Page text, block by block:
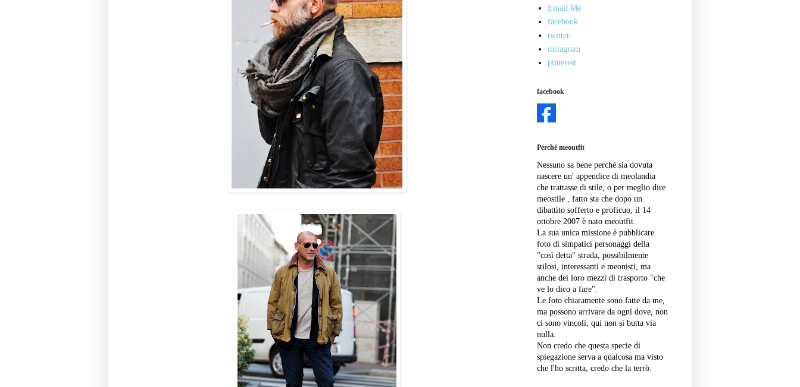
Email Me
facebook
twitter
instagram
pinterest
facebook
Perché meoutfit
Nessuno sa bene perché sia dovuta
nascere un' appendice di meolandia
che trattasse di stile, o per meglio dire
meostile , fatto sta che dopo un
dibattito sofferto e proficuo, il 14
ottobre 2007 è nato meoutfit.
La sua unica missione è pubblicare
foto di simpatici personaggi della
"così detta" strada, possibilmente
stilosi, interessanti e meonisti, ma
anche dei loro mezzi di trasporto "che
ve lo dico a fare".
Le foto chiaramente sono fatte da me,
ma possono arrivare da ogni dove, non
ci sono vincoli, qui non si butta via
nulla.
Non credo che questa specie di
spiegazione serva a qualcosa ma visto
che l'ho scritta, credo che la terrò.